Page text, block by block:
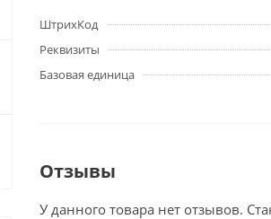
ШтрихКод
Реквизиты
Базовая единица
Отзывы
У данного товара нет отзывов.